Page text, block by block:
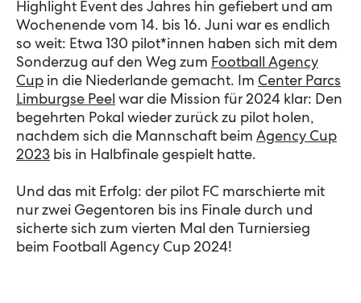
Highlight Event des Jahres hin gefiebert und am
Wochenende vom 14. bis 16. Juni war es endlich
so weit: Etwa 130 pilot*innen haben sich mit dem
Sonderzug auf den Weg zum Football Agency
Cup in die Niederlande gemacht. Im Center Parcs
Limburgse Peel war die Mission für 2024 klar: Den
begehrten Pokal wieder zurück zu pilot holen,
nachdem sich die Mannschaft beim Agency Cup
2023 bis in Halbfinale gespielt hatte.
Und das mit Erfolg: der pilot FC marschierte mit
nur zwei Gegentoren bis ins Finale durch und
sicherte sich zum vierten Mal den Turniersieg
beim Football Agency Cup 2024!